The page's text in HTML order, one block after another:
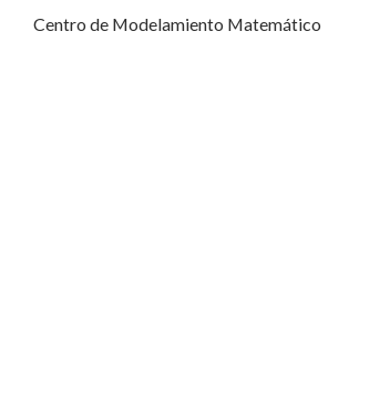
Centro de Modelamiento Matemático